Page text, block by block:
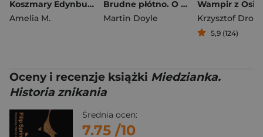
Koszmary Edynburga
Amelia M.
Brudne płótno. O Kłopotach w mojej rodzinnej okolicy
Martin Doyle
Wampir z
5,9 (124)
Oceny i recenzje książki Miedzianka.
Historia znikania
Średnia ocen:
7.75 /10